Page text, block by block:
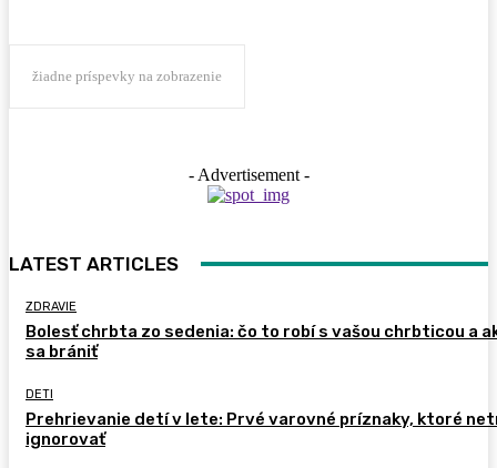
žiadne príspevky na zobrazenie
- Advertisement -
LATEST ARTICLES
ZDRAVIE
Bolesť chrbta zo sedenia: čo to robí s vašou chrbticou a
sa brániť
DETI
Prehrievanie detí v lete: Prvé varovné príznaky, ktoré
ignorovať